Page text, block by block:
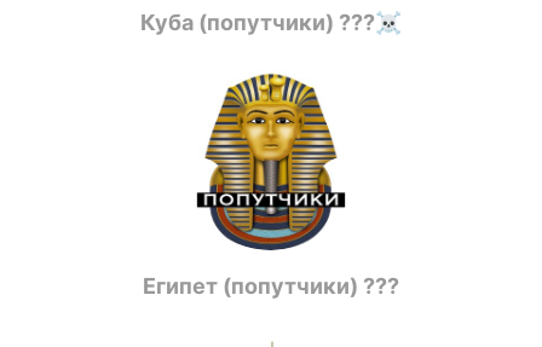
Куба (попутчики) ???‍☠️
Египет (попутчики) ???